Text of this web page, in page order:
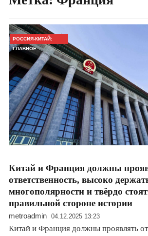
РОССИЯ-КИТАЙ:
ГЛАВНОЕ
Китай и Франция должны
ответственность, высоко
многополярности и твёрдо
правильной стороне истории
metroadmin 04.12.2025 13:23
Китай и Франция должны проявлять